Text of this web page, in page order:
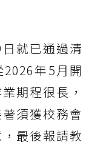
就已通過清
年5月開
期程很長，
須獲校務會
最後報請教